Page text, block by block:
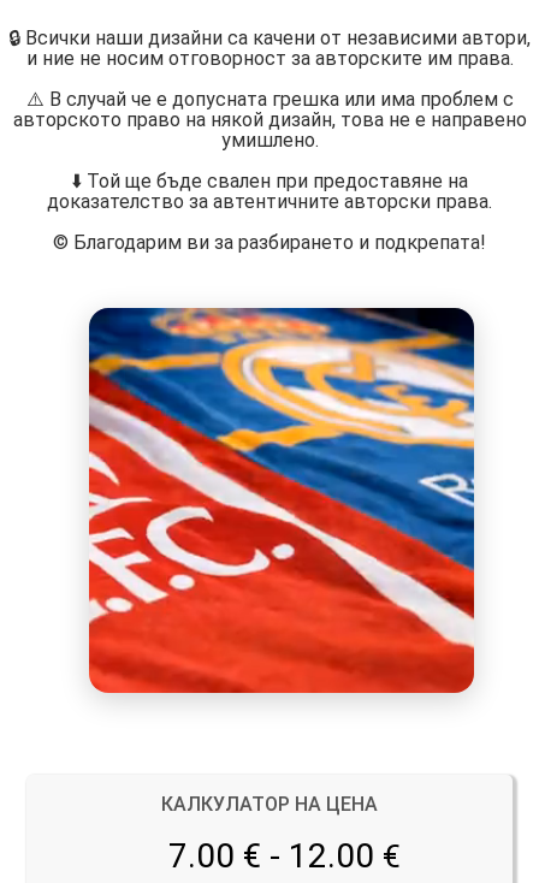
🔒 Всички наши дизайни са качени от независими автори,
и ние не носим отговорност за авторските им права.
⚠️ В случай че е допусната грешка или има проблем с
авторското право на някой дизайн, това не е направено
умишлено.
⬇️ Той ще бъде свален при предоставяне на
доказателство за автентичните авторски права.
©️ Благодарим ви за разбирането и подкрепата!
КАЛКУЛАТОР НА ЦЕНА
7.00 € - 12.00 €